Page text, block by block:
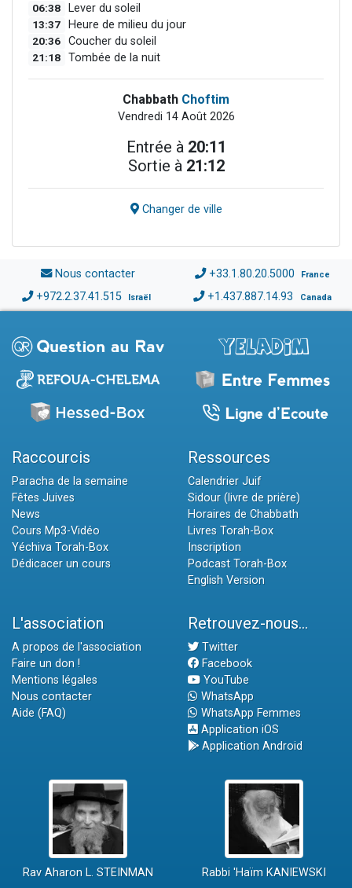
06:38 Lever du soleil
13:37 Heure de milieu du jour
20:36 Coucher du soleil
21:18 Tombée de la nuit
Chabbath Choftim
Vendredi 14 Août 2026
Entrée à 20:11
Sortie à 21:12
Changer de ville
Nous contacter +33.1.80.20.5000 France
+972.2.37.41.515 Israël +1.437.887.14.93 Canada
Raccourcis
Paracha de la semaine
Fêtes Juives
News
Cours Mp3-Vidéo
Yéchiva Torah-Box
Dédicacer un cours
Ressources
Calendrier Juif
Sidour (livre de prière)
Horaires de Chabbath
Livres Torah-Box
Inscription
Podcast Torah-Box
English Version
L'association
A propos de l'association
Faire un don !
Mentions légales
Nous contacter
Aide (FAQ)
Retrouvez-nous...
Twitter
Facebook
YouTube
WhatsApp
WhatsApp Femmes
Application iOS
Application Android
Rav Aharon L. STEINMAN Rabbi 'Haïm KANIEWSKI